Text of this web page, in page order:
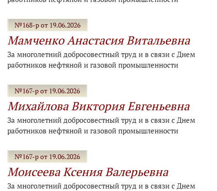
№168-р от 19.06.2026
Мамченко Анастасия Витальевна
За многолетний добросовестный труд и в связи с Днем
работников нефтяной и газовой промышленности
№167-р от 19.06.2026
Михайлова Виктория Евгеньевна
За многолетний добросовестный труд и в связи с Днем
работников нефтяной и газовой промышленности
№167-р от 19.06.2026
Моисеева Ксения Валерьевна
За многолетний добросовестный труд и в связи с Днем